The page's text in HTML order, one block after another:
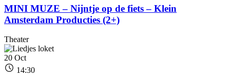
MINI MUZE – Nijntje op de fiets – Klein
Amsterdam Producties (2+)
Theater
20 Oct
14:30